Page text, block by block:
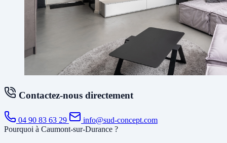
Contactez-nous directement
04 90 83 63 29
info@sud-concept.com
Pourquoi à Caumont-sur-Durance ?